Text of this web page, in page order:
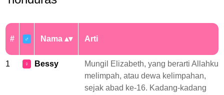
# ♂ Nama Arti
1 ♀ Bessy
Mungil Elizabeth, yang berarti Allahku
melimpah, atau dewa kelimpahan,
sejak abad ke-16. Kadang-kadang